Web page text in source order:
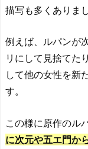
描写も多くありまし
例えば、ルパンが
リにして見捨てた
して他の女性を新
す。
この様に原作のル
に次元や五エ門か